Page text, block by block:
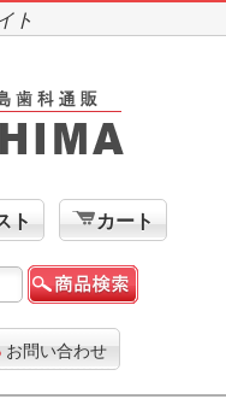
ト
ト カート
お問い合わせ